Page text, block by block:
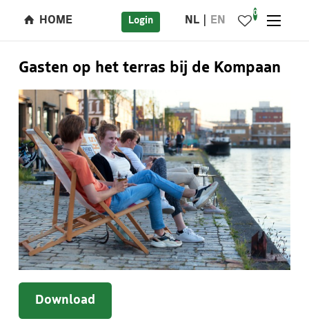
HOME Login NL EN
0
Gasten op het terras bij de Kompaan
Download